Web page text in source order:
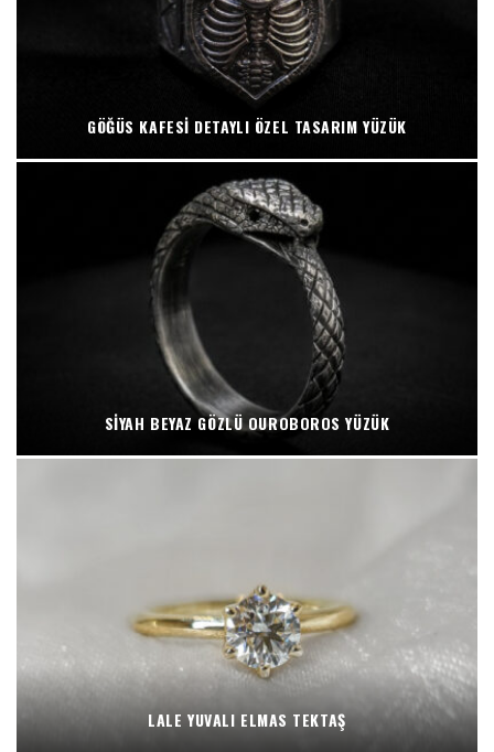
GÖĞÜS KAFESI DETAYLI ÖZEL TASARIM YÜZÜK
SIYAH BEYAZ GÖZLÜ OUROBOROS YÜZÜK
LALE YUVALI ELMAS TEKTAŞ